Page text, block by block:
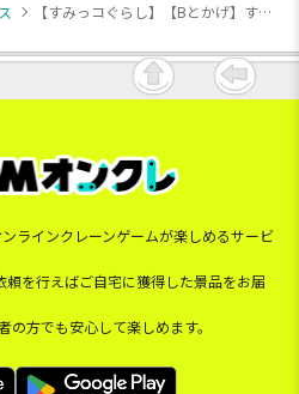
【すみっコぐらし】【Bとかげ】すみっコぐらし プッシュポップゲーム
ラインクレーンゲームが楽しめるサービ
を行えばご自宅に獲得した景品をお届
方でも安心して楽しめます。